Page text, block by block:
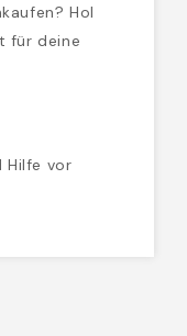
Hol
für deine
Hilfe vor